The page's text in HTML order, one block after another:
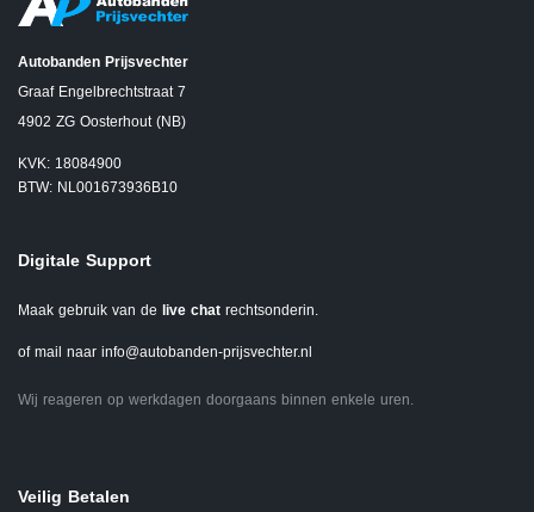
Autobanden Prijsvechter
Graaf Engelbrechtstraat 7
4902 ZG Oosterhout (NB)
KVK: 18084900
BTW: NL001673936B10
Digitale Support
Maak gebruik van de live chat rechtsonderin.
of mail naar info@autobanden-prijsvechter.nl
Wij reageren op werkdagen doorgaans binnen enkele uren.
Veilig Betalen